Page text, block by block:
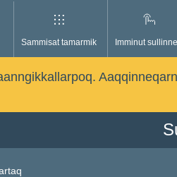
Sammisat tamarmik Imminut